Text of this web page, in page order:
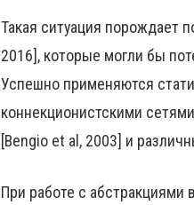
Такая ситуация порождает
2016], которые могли бы
Успешно применяются
коннекционистскими
[Bengio et al, 2003] и
При работе с абстракциями